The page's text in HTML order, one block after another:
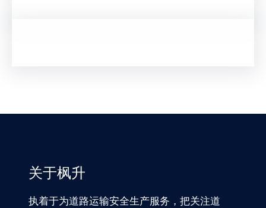
关于枫升
执着于为道路运输安全生产服务，把关注道